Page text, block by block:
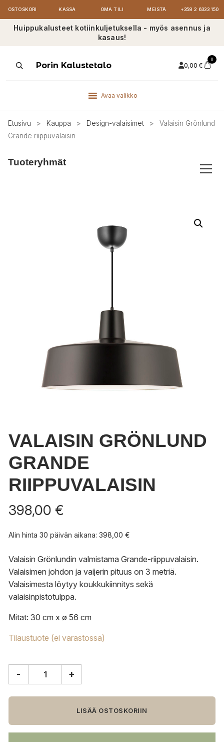
OSTOSKORI KASSA OMA TILI MEISTÄ +358 2 6333 150
Huippukalusteet kotiinkuljetuksella - myös asennus ja
kasaus!
ProductsPorin Kalustetalo 0,00 €
0
Avaa valikko
Etusivu > Kauppa > Design-valaisimet >
Valaisin Grönlund
Grande riippuvalaisin
Tuoteryhmät
VALAISIN GRÖNLUND
GRANDE
RIIPPUVALAISIN
398,00 €
Alin hinta 30 päivän aikana: 398,00 €
Valaisin Grönlundin valmistama Grande-riippuvalaisin.
Valaisimen johdon ja vaijerin pituus on 3 metriä.
Valaisimesta löytyy koukkukiinnitys sekä
valaisinpistotulppa.
Mitat: 30 cm x ø 56 cm
Tilaustuote (ei varastossa)
Grande
määrä
- +
LISÄÄ OSTOSKORIIN